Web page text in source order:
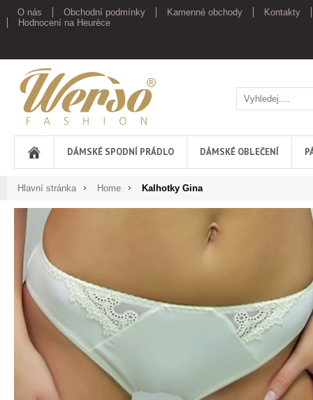
O nás Obchodní podmínky Kamenné obchody
Kontakty
Hodnocení na Heuréce
Werso
DÁMSKÉ SPODNÍ PRÁDLO DÁMSKÉ OBLEČENÍ
Hlavní stránka Home Kalhotky Gina